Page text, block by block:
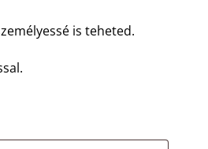
is teheted.